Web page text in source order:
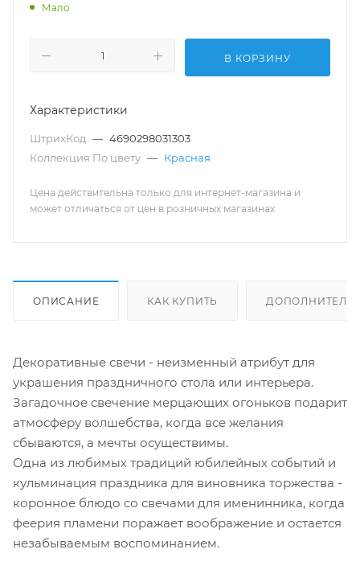
Мало
В КОРЗИНУ
Характеристики
ШтрихКод — 4690298031303
Коллекция По цвету — Красная
Цена действительна только для интернет-магазина и
может отличаться от цен в розничных магазинах
ОПИСАНИЕ КАК КУПИТЬ
Декоративные свечи - неизменный атрибут для
украшения праздничного стола или интерьера.
Загадочное свечение мерцающих огоньков подарит
атмосферу волшебства, когда все желания
сбываются, а мечты осуществимы.
Одна из любимых традиций юбилейных событий и
кульминация праздника для виновника торжества -
коронное блюдо со свечами для именинника, когда
феерия пламени поражает воображение и остается
незабываемым воспоминанием.